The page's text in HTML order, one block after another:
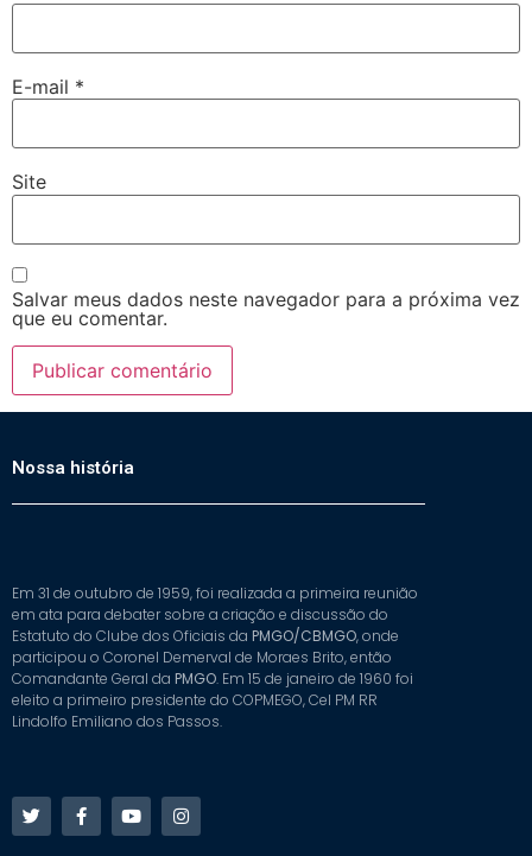
E-mail *
Site
Salvar meus dados neste navegador para a próxima vez
que eu comentar.
Nossa história
Em 31 de outubro de 1959, foi realizada a primeira reunião
em ata para debater sobre a criação e discussão do
Estatuto do Clube dos Oficiais da PMGO/CBMGO, onde
participou o Coronel Demerval de Moraes Brito, então
Comandante Geral da PMGO. Em 15 de janeiro de 1960 foi
eleito a primeiro presidente do COPMEGO, Cel PM RR
Lindolfo Emiliano dos Passos.